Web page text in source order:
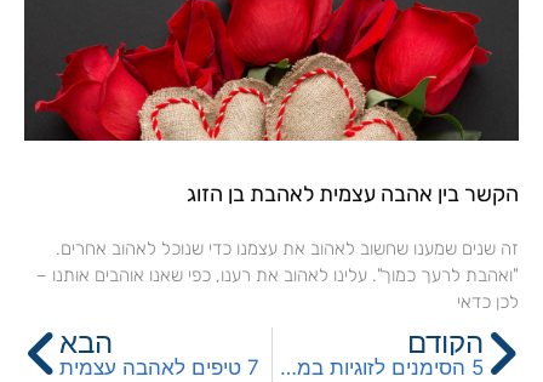
הקשר בין אהבה עצמית לאהבת בן הזוג
זה שנים שמענו שחשוב לאהוב את עצמנו כדי שנוכל לאהוב אחרים.
"ואהבת לרעך כמוך". עלינו לאהוב את רענו, כפי שאנו אוהבים אותנו –
לכן כדאי
קודם
הקודם
5 הסימנים לזוגיות במשבר והדרך לפתרון
הבא
7 טיפים לאהבה עצמית